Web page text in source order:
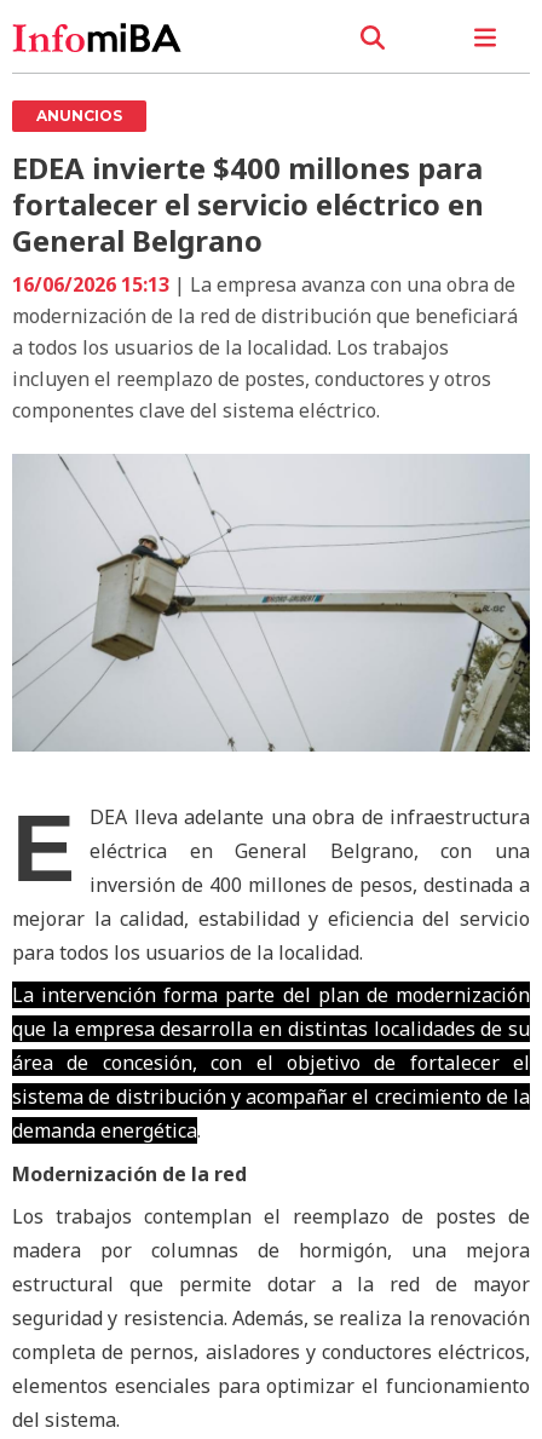
ANUNCIOS
EDEA invierte $400 millones para
fortalecer el servicio eléctrico en
General Belgrano
16/06/2026 15:13 | La empresa avanza con una obra de
modernización de la red de distribución que beneficiará
a todos los usuarios de la localidad. Los trabajos
incluyen el reemplazo de postes, conductores y otros
componentes clave del sistema eléctrico.
E
DEA lleva adelante una obra de infraestructura
eléctrica en General Belgrano, con una
inversión de 400 millones de pesos, destinada a
mejorar la calidad, estabilidad y eficiencia del servicio
para todos los usuarios de la localidad.
La intervención forma parte del plan de modernización
que la empresa desarrolla en distintas localidades de su
área de concesión, con el objetivo de fortalecer el
sistema de distribución y acompañar el crecimiento de la
demanda energética.
Modernización de la red
Los trabajos contemplan el reemplazo de postes de
madera por columnas de hormigón, una mejora
estructural que permite dotar a la red de mayor
seguridad y resistencia. Además, se realiza la renovación
completa de pernos, aisladores y conductores eléctricos,
elementos esenciales para optimizar el funcionamiento
del sistema.